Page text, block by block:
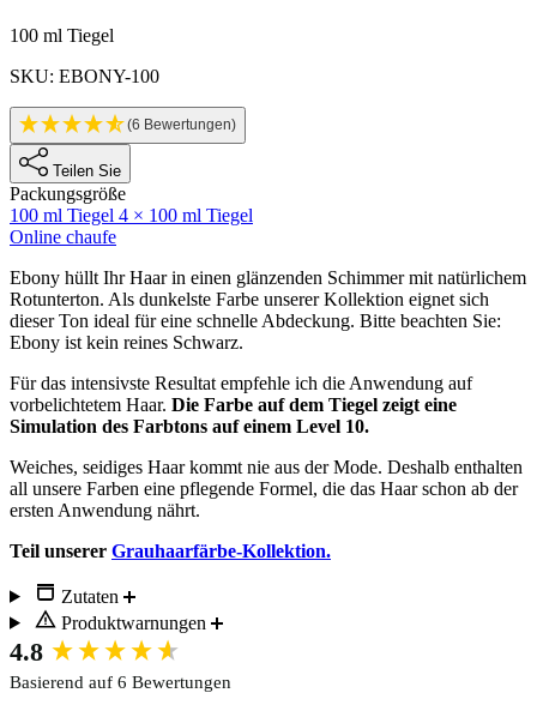
Produktinformatione
100 ml Tiegel
SKU: EBONY-100
(6 Bewertungen)
Teilen Sie
Packungsgröße
100 ml Tiegel 4 × 100 ml Tiegel
Online chaufe
Description
Ebony hüllt Ihr Haar in einen glänzenden Schimmer mit natürlichem
Rotunterton. Als dunkelste Farbe unserer Kollektion eignet sich
dieser Ton ideal für eine schnelle Abdeckung. Bitte beachten Sie:
Ebony ist kein reines Schwarz.
Für das intensivste Resultat empfehle ich die Anwendung auf
vorbelichtetem Haar. Die Farbe auf dem Tiegel zeigt eine
Simulation des Farbtons auf einem Level 10.
Weiches, seidiges Haar kommt nie aus der Mode. Deshalb enthalten
all unsere Farben eine pflegende Formel, die das Haar schon ab der
ersten Anwendung nährt.
Teil unserer Grauhaarfärbe-Kollektion.
Zutaten
Produktwarnungen
4.8
Basierend auf 6 Bewertungen
New content loaded